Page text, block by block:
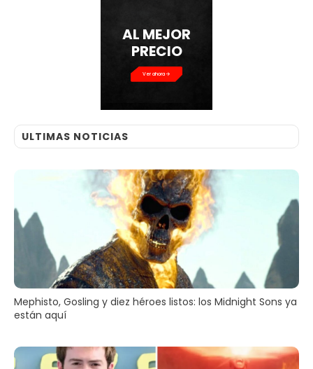
AL MEJOR
PRECIO
Ver ahora
ULTIMAS NOTICIAS
Mephisto, Gosling y diez héroes listos: los Midnight Sons ya
están aquí